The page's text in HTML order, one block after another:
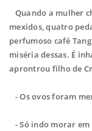
Quando a mulher
mexidos, quatro
perfumoso café
miséria dessas. É
aprontrou filho de
- Os ovos foram
- Só indo morar